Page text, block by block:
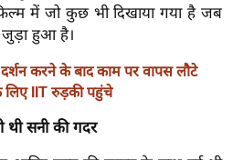
में जो कुछ भी दिखाया गया है जब
जुड़ा हुआ है।
करने के बाद काम पर वापस लौटे
लिए IIT रुड़की पहुंचे
सनी की गदर